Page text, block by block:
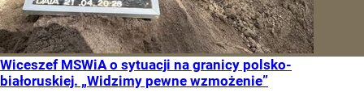
Wiceszef MSWiA o sytuacji na granicy polsko-
białoruskiej. „Widzimy pewne wzmożenie”